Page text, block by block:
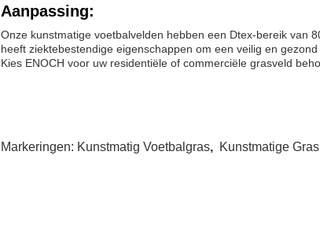
Aanpassing:
Onze kunstmatige voetbalvelden hebben een Dtex-bereik van
heeft ziektebestendige eigenschappen om een veilig en
Kies ENOCH voor uw residentiële of commerciële grasveld
Markeringen: Kunstmatig Voetbalgras, Kunstmatige